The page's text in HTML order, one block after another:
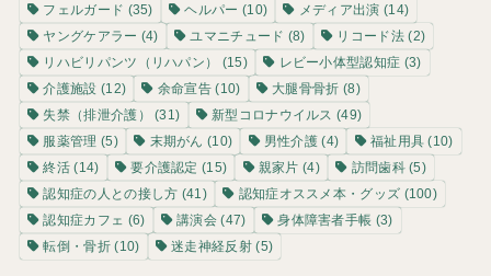
フェルガード (35) ヘルパー (10) メディア出演 (14)
ヤングケアラー (4) ユマニチュード (8) リコード法(2)
リハビリパンツ（リハパン）
(15) レビー小体型認知症 (3)
介護施設 (12) 余命宣告 (10) 大腿骨骨折 (8)
失禁（排泄介護）
(31) 新型コロナウイルス (49)
服薬管理 (5) 末期がん (10) 男性介護 (4) 福祉用具 (10)
終活 (14) 要介護認定 (15) 親家片 (4) 訪問歯科(5)
認知症の人との接し方 (41) 認知症オススメ本・グッズ (100)
認知症カフェ (6) 講演会 (47) 身体障害者手帳 (3)
転倒・骨折(10) 迷走神経反射(5)